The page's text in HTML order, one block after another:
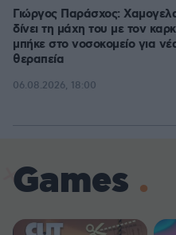
Γιώργος Παράσχος:
δίνει τη μάχη του με τον
μπήκε στο νοσοκομείο για
θεραπεία
06.08.2026, 18:00
Games